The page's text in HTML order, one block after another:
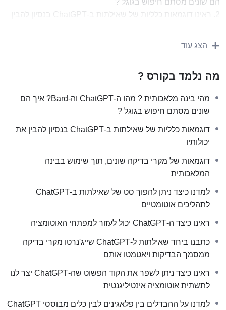
2. ראינו דוגמאות כלליות של שאילתות ב-ChatGPT בנסיון להבין
המלאכותית
לתהליכים אוטומטיים
6. כתבנו ביחד שאילתות ל-ChatGPT שייג'נרטו מקרי בדיקה
ממסמך הבדיקות ויאטמטו אותם
7. ראינו כיצד ניתן לשפר את הקוד הפשוט שה-ChatGPT יצר לנו
לתשתית אוטומציה אינטיליגנטית
והצגנו דוגמאות
מקרי בדיקה אוטומטיים ב(כמעט) אפס מאמץ
* לתחילת המיטאפ, מוזמנים להקפיץ לדקה: 2:50 בסרטון
* המפגש התקיים בזום, יוני 2023
הצג עוד
מה נלמד בקורס ?
מהי בינה מלאכותית ? מהו ה-ChatGPT וה-Bard? איך הם
שונים מסתם חיפוש בגוגל ?
דוגמאות כלליות של שאילתות ב-ChatGPT בנסיון להבין את
יכולותיו
דוגמאות של מקרי בדיקה שונים, תוך שימוש בבינה
המלאכותית
למדנו כיצד ניתן להפוך סט של שאילתות ב-ChatGPT
לתהליכים אוטומטיים
ראינו כיצד ה-ChatGPT יכול לעזור למפתחי האוטומציה
כתבנו ביחד שאילתות ל-ChatGPT שייג'נרטו מקרי בדיקה
ממסמך הבדיקות ויאטמטו אותם
ראינו כיצד ניתן לשפר את הקוד הפשוט שה-ChatGPT יצר לנו
לתשתית אוטומציה אינטיליגנטית
למדנו על ההבדלים בין פלאגינים לבין כלים מבוססי ChatGPT